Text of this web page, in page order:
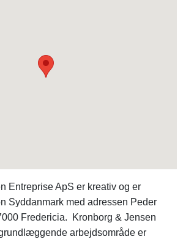
Entreprise ApS er kreativ og er
Syddanmark med adressen Peder
Fredericia. Kronborg & Jensen
arbejdsområde er